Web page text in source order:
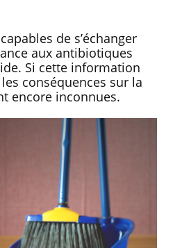
de s’échanger
aux antibiotiques
Si cette information
conséquences sur la
encore inconnues.